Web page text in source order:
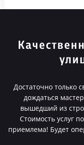
Достаточно только
дождаться
вышедший из
Стоимость услуг
приемлема! Будет